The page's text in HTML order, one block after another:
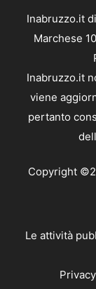
Inabruzzo.it
Marchese
Inabruzzo.it
viene
pertanto
Copyright
Le attività